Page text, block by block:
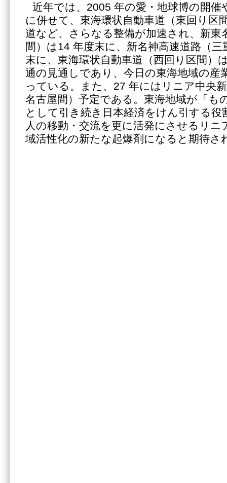
近年では、2005 年の愛・地球博の開催
に併せて、東海環状自動車道（東回り区
道など、さらなる整備が加速され、新東
間）は14 年度末に、新名神高速道路（
末に、東海環状自動車道（西回り区間）
通の見通しであり、今日の東海地域の産
っている。また、27 年にはリニア中央
名古屋間）予定である。東海地域が「も
として引き続き日本経済をけん引する
人の移動・交流を更に活発にさせるリニ
域活性化の新たな起爆剤になると期待さ